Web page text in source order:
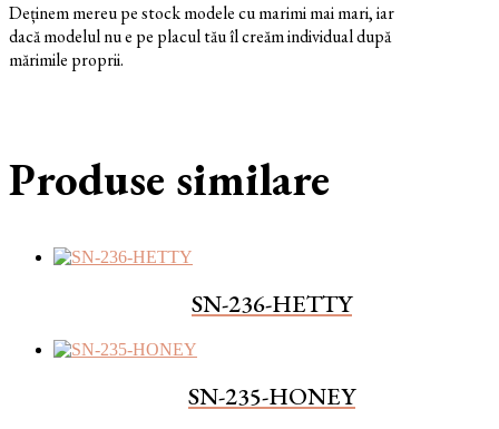
Deținem mereu pe stock modele cu marimi mai mari, iar
dacă modelul nu e pe placul tău îl creăm individual după
mărimile proprii.
Produse similare
SN-236-HETTY
SN-235-HONEY